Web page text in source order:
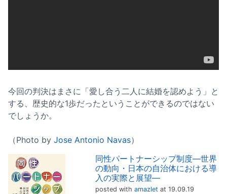
今回の判決はまさに「愛し合う二人に結婚を認めよう」と
する、歴史的な1歩だったということができるのではない
でしょうか。
（Photo by Jose Antonio Navas）
同性パートナーシップ制度―世界
の動向・日本の自治体における導
入の実際と展望―
posted with amazlet at 19.09.19